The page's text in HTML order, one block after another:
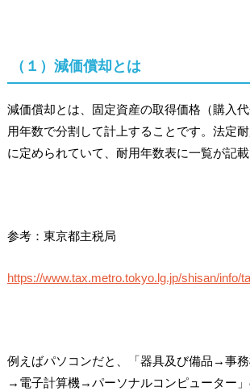
（１）減価償却とは
減価償却とは、固定資産の取得価格（購入
用年数で分割して計上することです。法定
に定められていて、耐用年数表に一覧が記載
参考：東京都主税局
https://www.tax.metro.tokyo.lg.jp/shisan/info/
例えばパソコンだと、「器具及び備品→事
→電子計算機→パーソナルコンピューター